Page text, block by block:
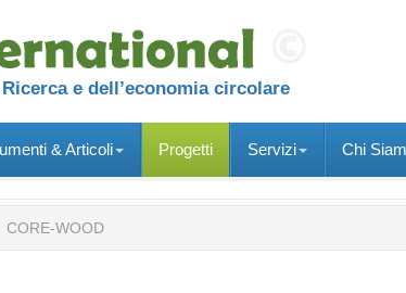
e dell’economia circolare
& Articoli Progetti Servizi Chi
CORE-WOOD